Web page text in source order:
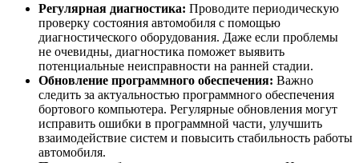
Регулярная диагностика: Проводите периодическую
проверку состояния автомобиля с помощью
диагностического оборудования. Даже если проблемы
не очевидны, диагностика поможет выявить
потенциальные неисправности на ранней стадии.
Обновление программного обеспечения: Важно
следить за актуальностью программного обеспечения
бортового компьютера. Регулярные обновления могут
исправить ошибки в программной части, улучшить
взаимодействие систем и повысить стабильность работы
автомобиля.